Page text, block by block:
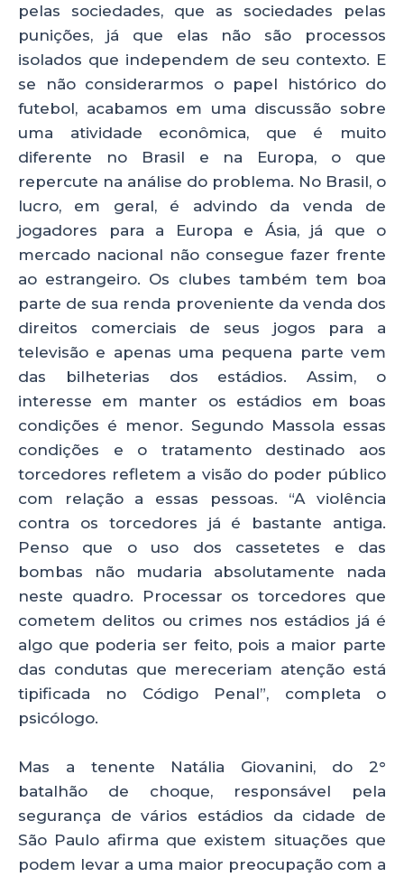
pelas sociedades, que as sociedades pelas
punições, já que elas não são processos
isolados que independem de seu contexto. E
se não considerarmos o papel histórico do
futebol, acabamos em uma discussão sobre
uma atividade econômica, que é muito
diferente no Brasil e na Europa, o que
repercute na análise do problema. No Brasil, o
lucro, em geral, é advindo da venda de
jogadores para a Europa e Ásia, já que o
mercado nacional não consegue fazer frente
ao estrangeiro. Os clubes também tem boa
parte de sua renda proveniente da venda dos
direitos comerciais de seus jogos para a
televisão e apenas uma pequena parte vem
das bilheterias dos estádios. Assim, o
interesse em manter os estádios em boas
condições é menor. Segundo Massola essas
condições e o tratamento destinado aos
torcedores refletem a visão do poder público
com relação a essas pessoas. “A violência
contra os torcedores já é bastante antiga.
Penso que o uso dos cassetetes e das
bombas não mudaria absolutamente nada
neste quadro. Processar os torcedores que
cometem delitos ou crimes nos estádios já é
algo que poderia ser feito, pois a maior parte
das condutas que mereceriam atenção está
tipificada no Código Penal”, completa o
psicólogo.
Mas a tenente Natália Giovanini, do 2°
batalhão de choque, responsável pela
segurança de vários estádios da cidade de
São Paulo afirma que existem situações que
podem levar a uma maior preocupação com a